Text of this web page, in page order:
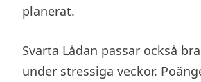
planerat.
Svarta Lådan passar också
under stressiga veckor.